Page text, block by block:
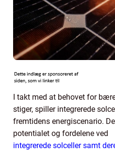
I takt med at behovet for
stiger, spiller integrerede
fremtidens energiscenario.
potentialet og fordelene ved
integrerede solceller samt